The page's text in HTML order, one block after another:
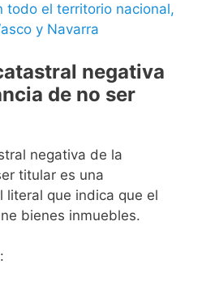
todo el territorio nacional,
y Navarra
negativa
de no ser
negativa de la
titular es una
literal que indica que el
bienes inmuebles.